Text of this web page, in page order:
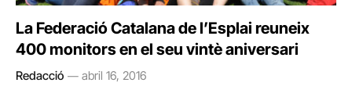
La Federació Catalana de l’Esplai reuneix
400 monitors en el seu vintè aniversari
Redacció abril 16, 2016